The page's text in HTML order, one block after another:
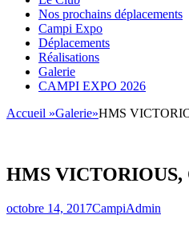
contenu
Nos prochains déplacements
Campi Expo
Déplacements
Réalisations
Galerie
CAMPI EXPO 2026
Accueil »Galerie»HMS
HMS VICTORIOUS,
Posté
octobre 14, 2017Auteur
CampiAdmin